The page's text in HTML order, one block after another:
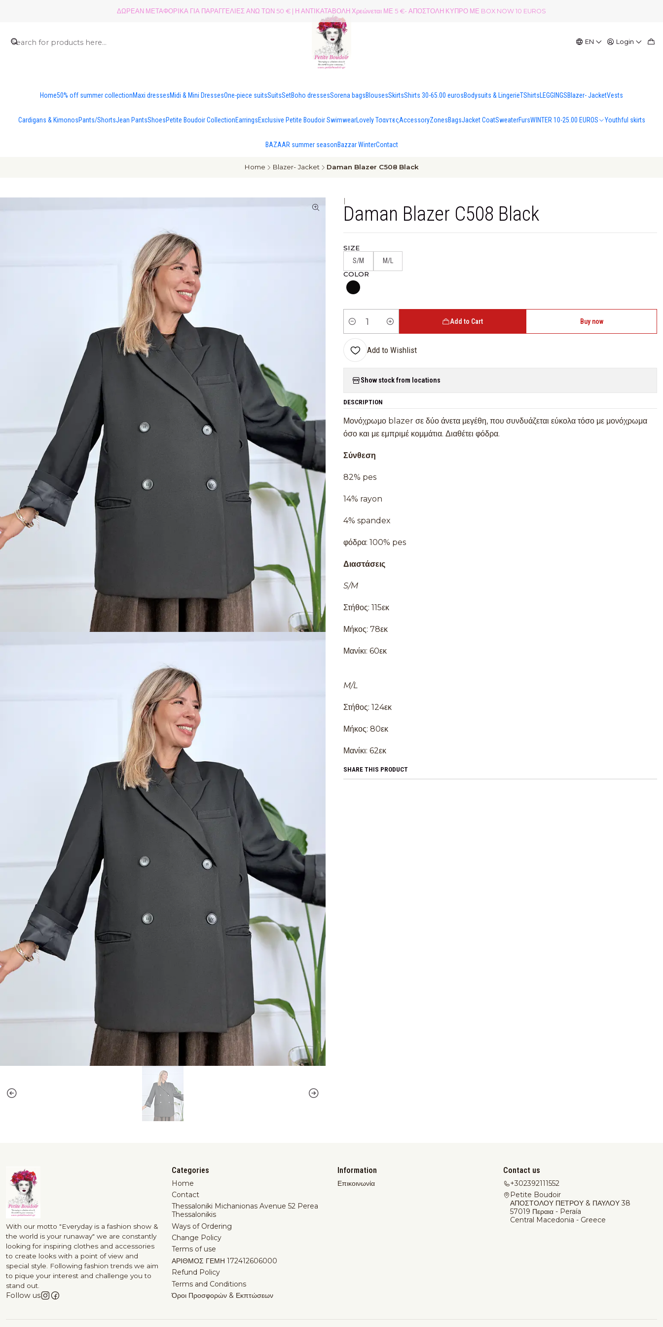
EN Login
Home50% off summer collectionMaxi dressesMidi & Mini DressesOne-piece suitsSuitsSetBoho dressesSorena bagsBlousesSkirtsShirts 30-65.00 eurosBodysuits & LingerieTShirts LEGGINGSBlazer- JacketVests
Cardigans & KimonosPants/ShortsJean PantsShoesPetite Boudoir CollectionEarringsExclusive Petite Boudoir SwimwearLovely ΤσαντεςAccessoryZonesBagsJacket CoatSweaterFursWINTER 10-25.00 EUROS Youthful skirts
BAZAAR summer seasonBazzar WinterContact
ΔΩΡΕΑΝ ΜΕΤΑΦΟΡΙΚΑ ΓΙΑ ΠΑΡΑΓΓΕΛΙΕΣ ΑΝΩ ΤΩΝ 50 € | Η ΑΝΤΙΚΑΤΑΒΟΛΗ Χρεώνεται ΜΕ 5 €- ΑΠΟΣΤΟΛΗ ΚΥΠΡΟ ΜΕ BOX NOW 10 EUROS
Home Blazer- Jacket Daman Blazer C508 Black
|
Daman Blazer C508 Black
SIZE
S/M M/L
COLOR
Quantity
Add to Cart Buy now
Add to Wishlist
Show stock from locations
DESCRIPTION
Μονόχρωμο blazer σε δύο άνετα μεγέθη, που συνδυάζεται εύκολα τόσο με μονόχρωμα
όσο και με εμπριμέ κομμάτια. Διαθέτει φόδρα.
Σύνθεση
82% pes
14% rayon
4% spandex
φόδρα: 100% pes
Διαστάσεις
S/M
Στήθος: 115εκ
Μήκος: 78εκ
Μανίκι: 60εκ
M/L
Στήθος: 124εκ
Μήκος: 80εκ
Μανίκι: 62εκ
SHARE THIS PRODUCT
With our motto "Everyday is a fashion show &
the world is your runaway" we are constantly
looking for inspiring clothes and accessories
to create looks with a point of view and
special style. Following fashion trends we aim
to pique your interest and challenge you to
stand out.
Follow us
Categories
Home
Contact
Thessaloniki Michanionas Avenue 52 Perea
Thessalonikis
Ways of Ordering
Change Policy
Terms of use
ΑΡΙΘΜΟΣ ΓΕΜΗ 172412606000
Refund Policy
Terms and Conditions
Όροι Προσφορών & Εκπτώσεων
Information
Επικοινωνία
Contact us
+302392111552
Petite Boudoir
ΑΠΟΣΤΟΛΟΥ ΠΕΤΡΟΥ & ΠΑΥΛΟΥ 38
57019 Περαια - Peraía
Central Macedonia - Greece